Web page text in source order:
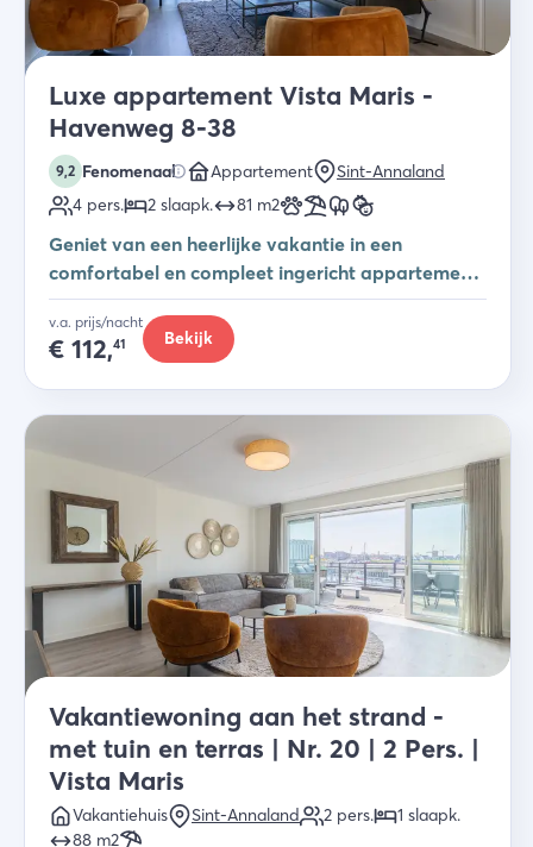
Luxe appartement Vista Maris -
Havenweg 8-38
9,2 Fenomenaal Appartement
Sint-Annaland
4 pers. 2 slaapk. 81 m2
Geniet van een heerlijke vakantie in een
comfortabel en compleet ingericht appartement
direct aan de Oosterschelde
v.a. prijs/nacht
€ 112,41 Bekijk
Vakantiewoning aan het strand -
met tuin en terras | Nr. 20 | 2 Pers. |
Vista Maris
Vakantiehuis Sint-Annaland 2 pers. 1 slaapk.
88 m2